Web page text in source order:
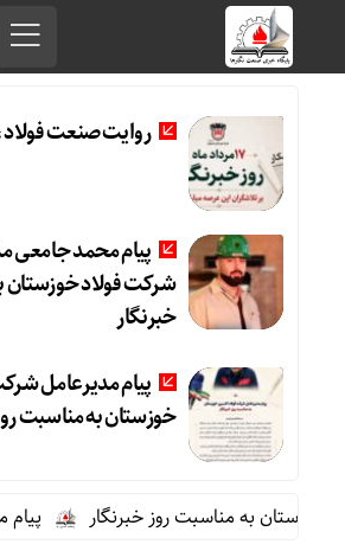
روایت صنعت
پیام محمد جامعی
شرکت فولاد خوزستان
خبرنگار
پیام مدیرعامل
خوزستان به مناسبت
به مناسبت روز خبرنگار
پیام